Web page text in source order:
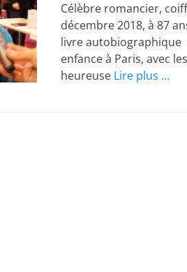
Célèbre romancier,
décembre 2018, à 87
livre autobiographique
enfance à Paris, avec
heureuse Lire plus …